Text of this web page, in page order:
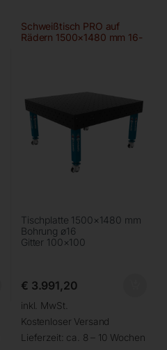
Schweißtisch PRO auf
Rädern 1500×1480 mm 16-
Tischplatte 1500×1480 mm
Bohrung ø16
Gitter 100×100
€ 3.991,20
inkl. MwSt.
Kostenloser Versand
Lieferzeit: ca. 8 – 10 Wochen